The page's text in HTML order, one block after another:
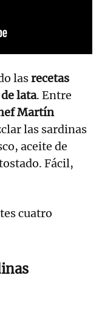
lasrecetas
lata. Entre
Martín
las sardinas
aceite de
Fácil,
cuatro